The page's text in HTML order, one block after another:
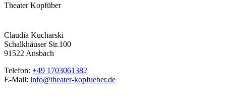
Theater Kopfüber
Claudia Kucharski
Schalkhäuser Str.100
91522 Ansbach
Telefon: +49 1703061382
E-Mail: info@theater-kopfueber.de